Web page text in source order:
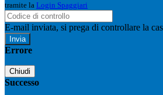
tramite la Login Spaggiari
E-mail inviata, si prega di controllare la
Errore
Chiudi
Successo